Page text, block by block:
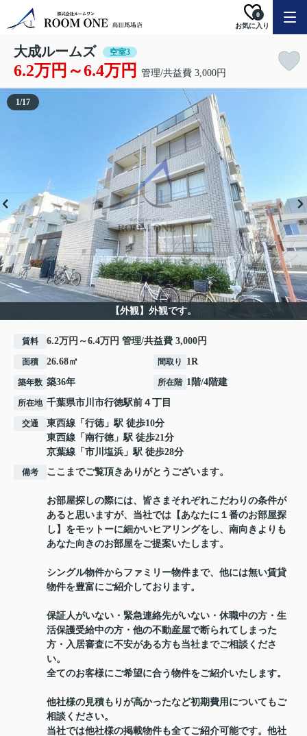
お気に入り
0
大成ルームズ 空室3
6.2万円～6.4万円 管理/共益費 3,000円
【外観】外観です。
1/17
賃料 6.2万円～6.4万円 管理/共益費 3,000円
面積 26.68㎡ 間取り 1R
築年数 築36年 所在階 1階/4階建
所在地 千葉県市川市行徳駅前 ４丁目
交通 東西線 「 行徳」駅 徒歩10分
東西線 「 南行徳」駅 徒歩21分
京葉線 「 市川塩浜 」駅 徒歩28分
備考 ここまでご覧頂きありがとうございます。
お部屋探しの際には、皆さまそれぞれこだわりの条件が
あると思いますが、当社では【あなたに１番のお部屋探
し】をモットーに細かいヒアリングをし、南向きよりも
あなた向きのお部屋をご提案いたします。
シングル物件からファミリー物件まで、他には無い賃貸
物件を豊富にご紹介しております。
保証人がいない・緊急連絡先がいない・休職中の方・生
活保護受給中の方・他の不動産屋で断られてしまった
方・入居審査に不安がある方も当社までご相談くださ
い。
全てのお客様にご希望に合う物件をご紹介いたします。
他社様の見積もりが高かったなど初期費用についてもご
相談ください。
当社では他社様の掲載物件も全てご紹介可能です。他社